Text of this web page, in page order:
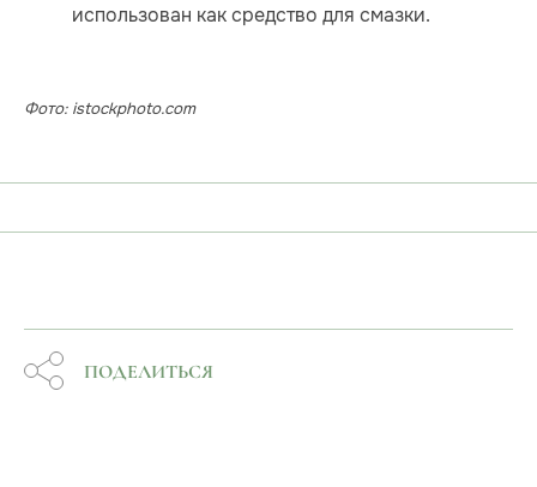
использован как средство для смазки.
Фото: istockphoto.com
ПОДЕЛИТЬСЯ